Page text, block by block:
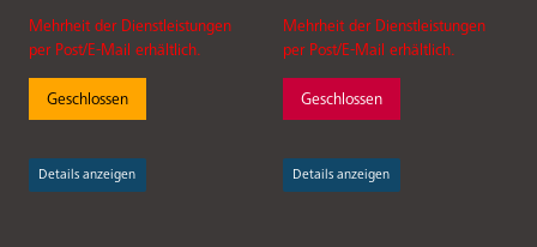
Mehrheit der Dienstleistungen
per Post/E-Mail erhältlich.
Geschlossen
Details anzeigen
Mehrheit der Dienstleistungen
per Post/E-Mail erhältlich.
Geschlossen
Details anzeigen